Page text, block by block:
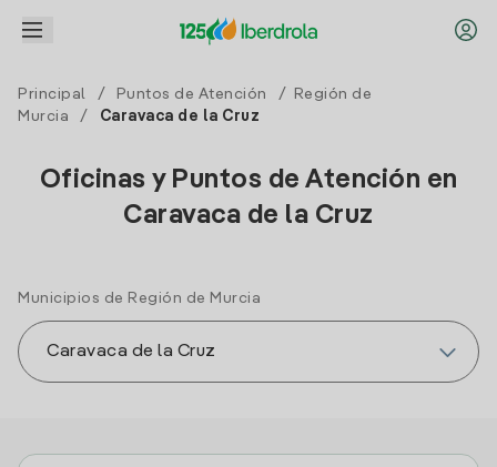
Principal / Puntos de Atención /
Región de
Murcia
/ Caravaca de la Cruz
Oficinas y Puntos de Atención en
Caravaca de la Cruz
Municipios de Región de Murcia